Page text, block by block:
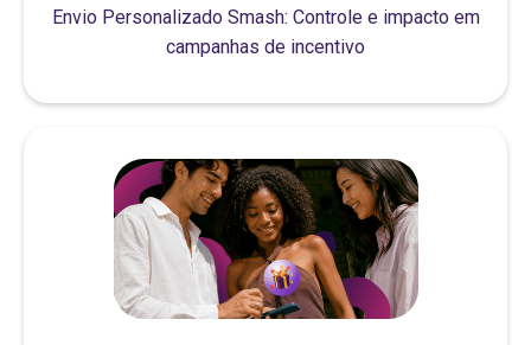
Envio Personalizado Smash: Controle e impacto em
campanhas de incentivo